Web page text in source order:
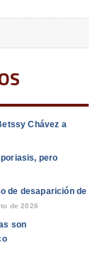
Chávez a
pero
de desaparición de
de 2026
son